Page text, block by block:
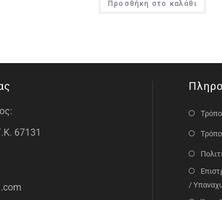
Προσθήκη στο καλάθι
67131
/